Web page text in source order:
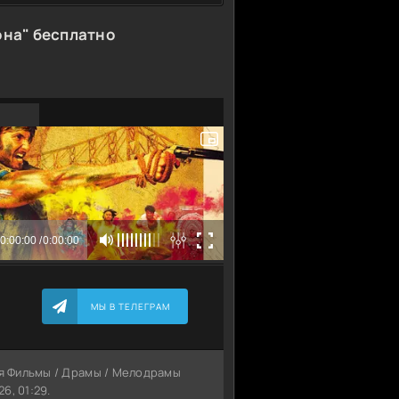
бесплатно
МЫ В ТЕЛЕГРАМ
Фильмы / Драмы / Мелодрамы
01:29.